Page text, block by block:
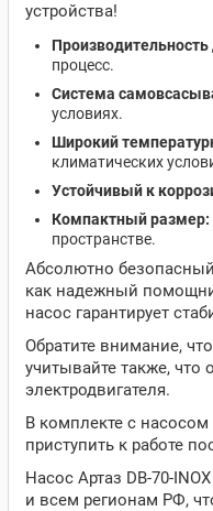
устройства!
процесс.
Система
условиях.
Широкий
климатических
Устойчивый к
Компактный размер:
пространстве.
Абсолютно безопасный
как надежный
насос гарантирует
Обратите внимание,
учитывайте также, что
электродвигателя.
В комплекте с
приступить к работе
Насос Артаз DB-70-
и всем регионам РФ,